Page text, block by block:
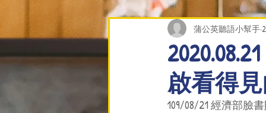
啟看得
蒲公英聽語小幫手
109/08/21 經濟部臉